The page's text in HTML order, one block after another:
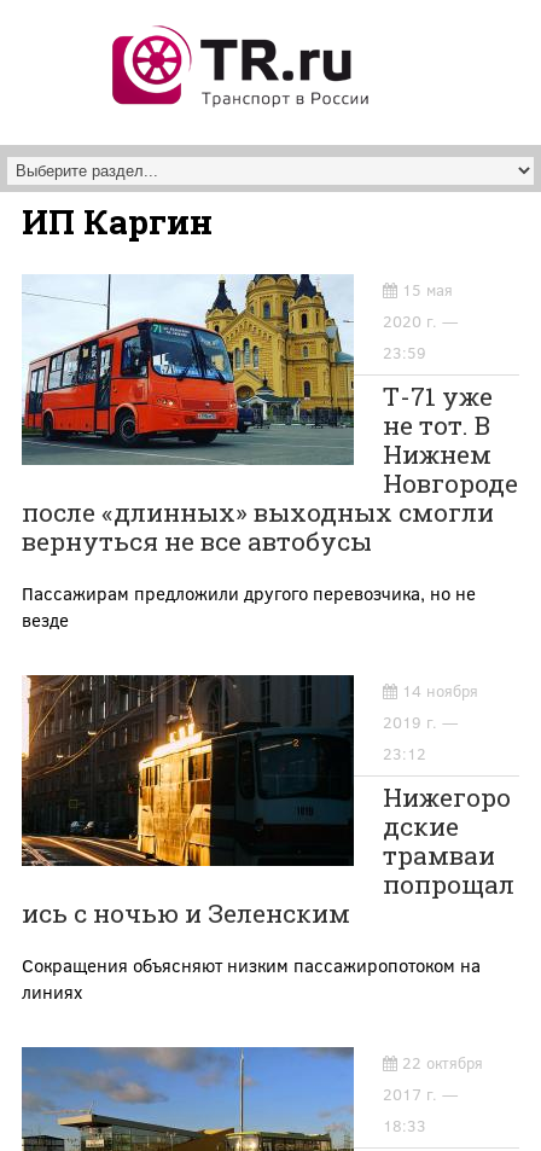
ИП Каргин
15 мая
2020 г. —
23:59
Т-71 уже
не тот. В
Нижнем
Новгороде
после «длинных» выходных смогли
вернуться не все автобусы
Пассажирам предложили другого перевозчика, но не
везде
14 ноября
2019 г. —
23:12
Нижегоро
дские
трамваи
попрощал
ись с ночью и Зеленским
Сокращения объясняют низким пассажиропотоком на
линиях
22 октября
2017 г. —
18:33